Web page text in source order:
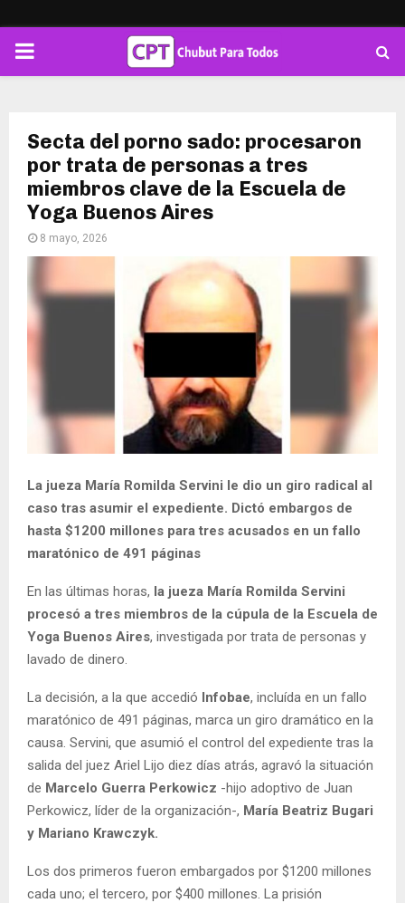
PRIMARY
Secta del porno sado: procesaron
por trata de personas a tres
miembros clave de la Escuela de
Yoga Buenos Aires
8 mayo, 2026
La jueza María Romilda Servini le dio un giro radical al
caso tras asumir el expediente. Dictó embargos de
hasta $1200 millones para tres acusados en un fallo
maratónico de 491 páginas
En las últimas horas, la jueza María Romilda Servini
procesó a tres miembros de la cúpula de la Escuela de
Yoga Buenos Aires, investigada por trata de personas y
lavado de dinero.
La decisión, a la que accedió Infobae, incluída en un fallo
maratónico de 491 páginas, marca un giro dramático en la
causa. Servini, que asumió el control del expediente tras la
salida del juez Ariel Lijo diez días atrás, agravó la situación
de Marcelo Guerra Perkowicz -hijo adoptivo de Juan
Perkowicz, líder de la organización-, María Beatriz Bugari
y Mariano Krawczyk.
Los dos primeros fueron embargados por $1200 millones
cada uno; el tercero, por $400 millones. La prisión